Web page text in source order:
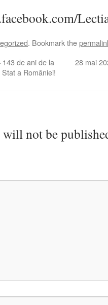
. Bookmark the
de ani de la
a României!
28 mai
will not be